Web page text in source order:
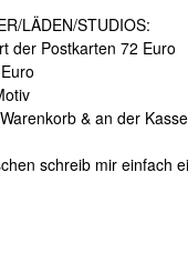
LÄDEN/STUDIOS:
der Postkarten 72 Euro
& an der
schreib mir einfach